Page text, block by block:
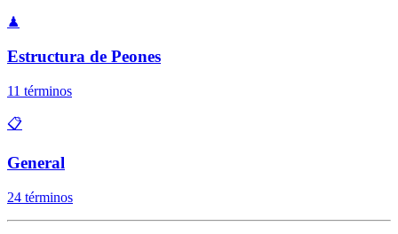
♟
Estructura de Peones
11 términos
📋
General
24 términos